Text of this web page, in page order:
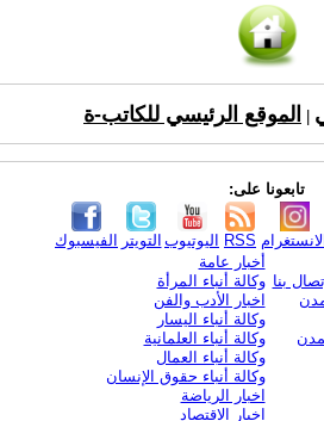
الموقع الرئيسي للكاتب-ة
تابعونا على:
الفيسبوك التويتر اليوتيوب RSS الانستغرام
بنا
أخبار عامة
وكالة أنباء المرأة
اخبار الأدب والفن
وكالة أنباء اليسار
وكالة أنباء العلمانية
وكالة أنباء العمال
وكالة أنباء حقوق الإنسان
اخبار الرياضة
اخبار الاقتصاد